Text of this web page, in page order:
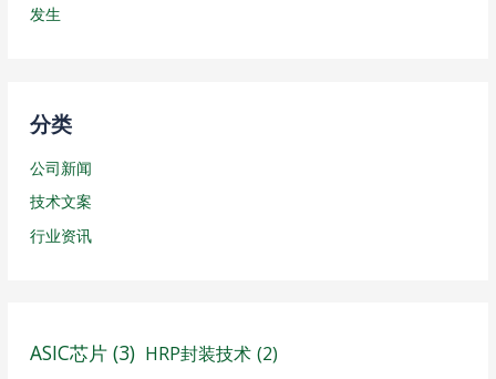
发生
分类
公司新闻
技术文案
行业资讯
ASIC芯片 (3) HRP封装技术 (2)